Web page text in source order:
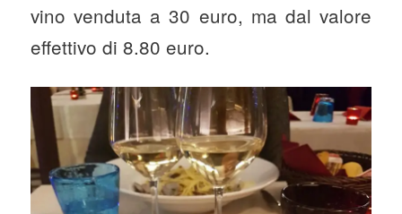
vino venduta a 30 euro, ma dal valore
effettivo di 8.80 euro.